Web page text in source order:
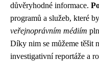
důvěryhodné informace.
programů a služeb, které
veřejnoprávním médiím
Díky nim se můžeme těšit
investigativní reportáže a